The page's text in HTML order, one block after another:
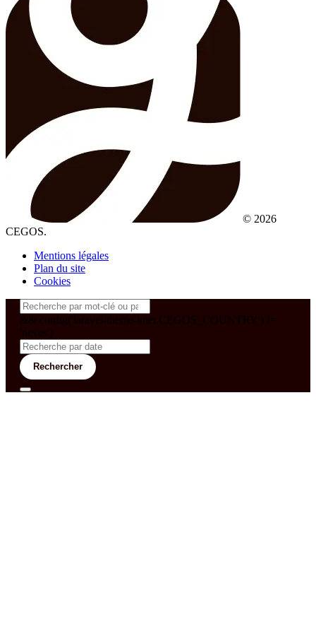
© 2026
CEGOS.
Mentions légales
Plan du site
Cookies
&& config('laravel-theme-inter.CEGOS_COUNTRY') !=
'neves')
Rechercher